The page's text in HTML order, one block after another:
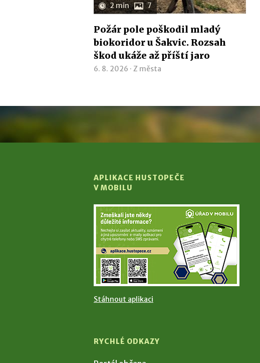
2 min 7
Požár pole poškodil mladý
biokoridor u Šakvic. Rozsah
škod ukáže až příští jaro
6. 8. 2026 · Z města
APLIKACE HUSTOPEČE
V MOBILU
Stáhnout aplikaci
RYCHLÉ ODKAZY